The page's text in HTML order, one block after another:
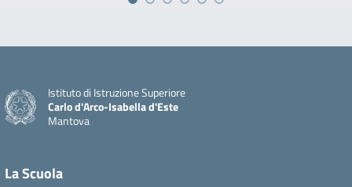
Istituto di Istruzione Superiore
Carlo d'Arco-Isabella d'Este
Mantova
La Scuola